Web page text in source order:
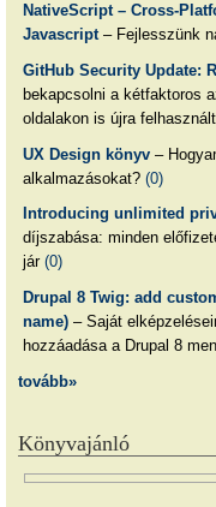
NativeScript – Cross-
Javascript– Fejlesszünk
GitHub Security Update:
bekapcsolni a kétfaktoros
oldalakon is újra
UX Design könyv–
alkalmazásokat? (0)
Introducing unlimited
díjszabása: minden
jár (0)
Drupal 8 Twig: add
name)– Saját
hozzáadása a Drupal 8
tovább»
Könyvajánló